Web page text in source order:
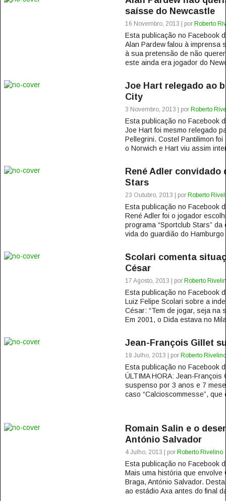
saísse do Newcastle
16 Novembro, 2013 | por Roberto
Esta publicação no Facebook
Alan Pardew falou à imprensa
à sua pretensão de não
este ainda era jogador do
Joe Hart relegado ao
City
3 Novembro, 2013 | por Roberto
Esta publicação no Facebook
Joe Hart foi mesmo relegado
Pellegrini. Costel Pantilimon
o Norwich e Hart viu assim
René Adler
Stars
23 Outubro, 2013 | por Roberto
Esta publicação no Facebook
René Adler foi o jogador
programa “Sportclub Stars”
vida do guardião do Hamburgo
Scolari comenta
César
17 Agosto, 2013 | por Roberto
Esta publicação no Facebook
Luiz Felipe Scolari sobre a
César: “Tem de jogar, seja na
Em 2001, o Dida estava no
Jean-François Gillet
18 Julho, 2013 | por Roberto Rivelino
Esta publicação no Facebook
ÚLTIMA HORA: Jean-
suspenso por 3 anos e 7
caso “Calcioscommesse”, que
Romain Salin e o
António Salvador
4 Julho, 2013 | por Roberto Rivelino
Esta publicação no Facebook
Mais uma história que
Braga, António Salvador.
ao estádio Axa antes do final